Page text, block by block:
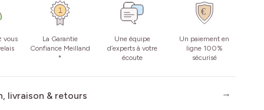
vous
La Garantie
Confiance Meilland
*
Une équipe
d’experts à votre
écoute
Un paiement en
ligne 100%
sécurisé
livraison & retours